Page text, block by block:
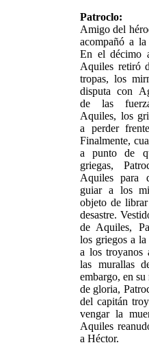
Patroclo:
Amigo del
acompañó a
En el décimo
Aquiles retiró
tropas, los
disputa con
de las
Aquiles, los
a perder
Finalmente,
a punto de
griegas,
Aquiles para
guiar a los
objeto de
desastre.
de Aquiles,
los griegos a
a los troyanos
las murallas
embargo, en
de gloria,
del capitán
vengar la
Aquiles
a Héctor.